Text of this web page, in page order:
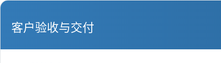
客户验收与交付